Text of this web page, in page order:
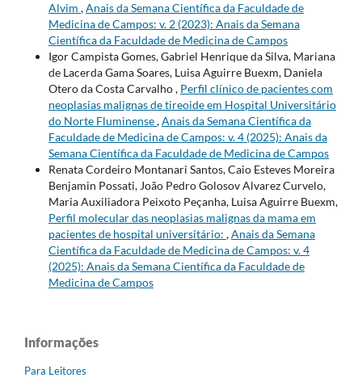
Alvim ,Anais da Semana Científica da Faculdade de
Medicina de Campos: v. 2 (2023): Anais da Semana
Científica da Faculdade de Medicina de Campos
Igor Campista Gomes, Gabriel Henrique da Silva, Mariana
de Lacerda Gama Soares, Luisa Aguirre Buexm, Daniela
Otero da Costa Carvalho , Perfil clínico de pacientes com
neoplasias malignas de tireoide em Hospital Universitário
do Norte Fluminense,Anais da Semana Científica da
Faculdade de Medicina de Campos: v. 4 (2025): Anais da
Semana Científica da Faculdade de Medicina de Campos
Renata Cordeiro Montanari Santos, Caio Esteves Moreira
Benjamin Possati, João Pedro Golosov Alvarez Curvelo,
Maria Auxiliadora Peixoto Peçanha, Luisa Aguirre Buexm,
Perfil molecular das neoplasias malignas da mama em
pacientes de hospital universitário: ,Anais da Semana
Científica da Faculdade de Medicina de Campos: v. 4
(2025): Anais da Semana Científica da Faculdade de
Medicina de Campos
Informações
Para Leitores